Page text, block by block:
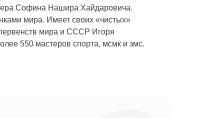
Софина Нашира Хайдаровича.
мира. Имеет своих «чистых»
мира и СССР Игоря
550 мастеров спорта, мсмк и змс.